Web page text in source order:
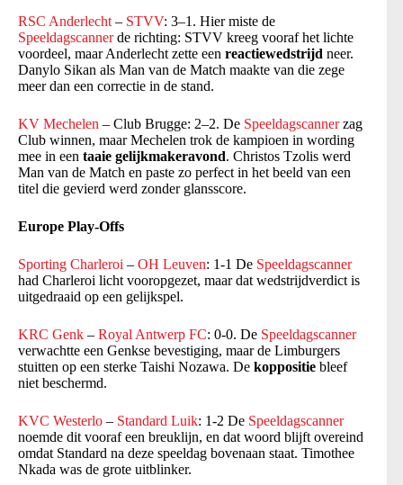
RSC Anderlecht – STVV: 3–1. Hier miste de
Speeldagscannerde richting: STVV kreeg vooraf het lichte
voordeel, maar Anderlecht zette een reactiewedstrijd neer.
Danylo Sikan als Man van de Match maakte van die zege
meer dan een correctie in de stand.
KV Mechelen – Club Brugge: 2–2. De Speeldagscannerzag
Club winnen, maar Mechelen trok de kampioen in wording
mee in een taaie gelijkmakeravond. Christos Tzolis werd
Man van de Match en paste zo perfect in het beeld van een
titel die gevierd werd zonder glansscore.
Europe Play-Offs
Sporting Charleroi – OH Leuven: 1-1 De Speeldagscanner
had Charleroi licht vooropgezet, maar dat wedstrijdverdict is
uitgedraaid op een gelijkspel.
KRC Genk – Royal Antwerp FC: 0-0. De Speeldagscanner
verwachtte een Genkse bevestiging, maar de Limburgers
stuitten op een sterke Taishi Nozawa. De koppositie bleef
niet beschermd.
KVC Westerlo – Standard Luik: 1-2 De Speeldagscanner
noemde dit vooraf een breuklijn, en dat woord blijft overeind
omdat Standard na deze speeldag bovenaan staat. Timothee
Nkada was de grote uitblinker.